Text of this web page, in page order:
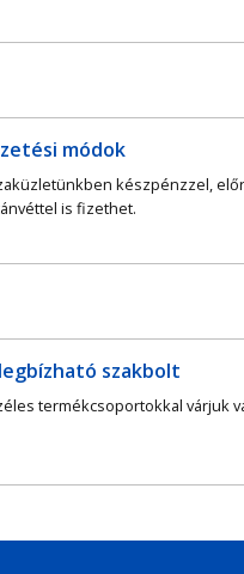
módok
készpénzzel,
is fizethet.
szakbolt
termékcsoportokkal várjuk